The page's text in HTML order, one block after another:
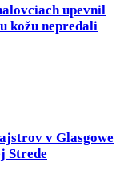
upevnil
kožu nepredali
v Glasgowe
Strede